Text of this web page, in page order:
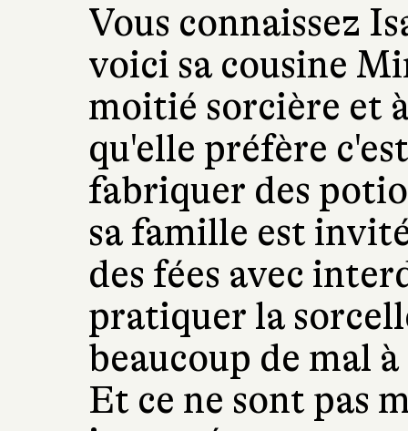
Vous connaissez
voici sa cousine
moitié sorcière et
qu'elle préfère
fabriquer des
sa famille est
des fées avec
pratiquer la
beaucoup de mal
Et ce ne sont pas